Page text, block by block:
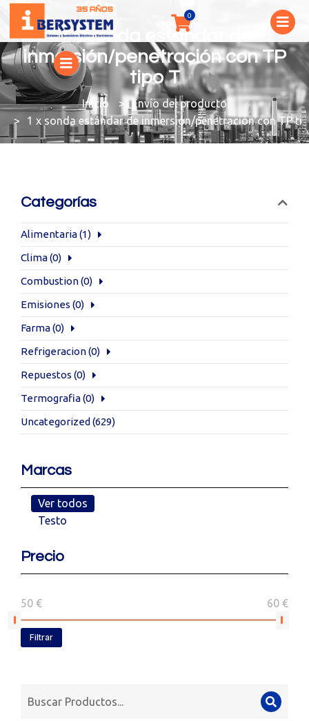
1 x sonda estándar de
inmersión/penetración con TP
tipo T
You are here:
Envío del producto
1 x sonda estándar de inmersión/penetración con TP
Categorías
Alimentaria(1)
Clima(0)
Combustion(0)
Emisiones (0)
Farma(0)
Refrigeracion(0)
Repuestos (0)
Termografia(0)
Uncategorized (629)
Marcas
Ver todos
Testo
Precio
50 € 60 €
Filtrar